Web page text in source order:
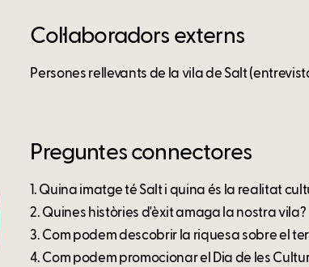
Col·laboradors externs
Persones rellevants de la vila de Salt
Preguntes connectores
1. Quina imatge té Salt i quina és la realitat
2. Quines històries d'èxit amaga la nostra vila?
3. Com podem descobrir la riquesa sobre el
4. Com podem promocionar el Dia de les